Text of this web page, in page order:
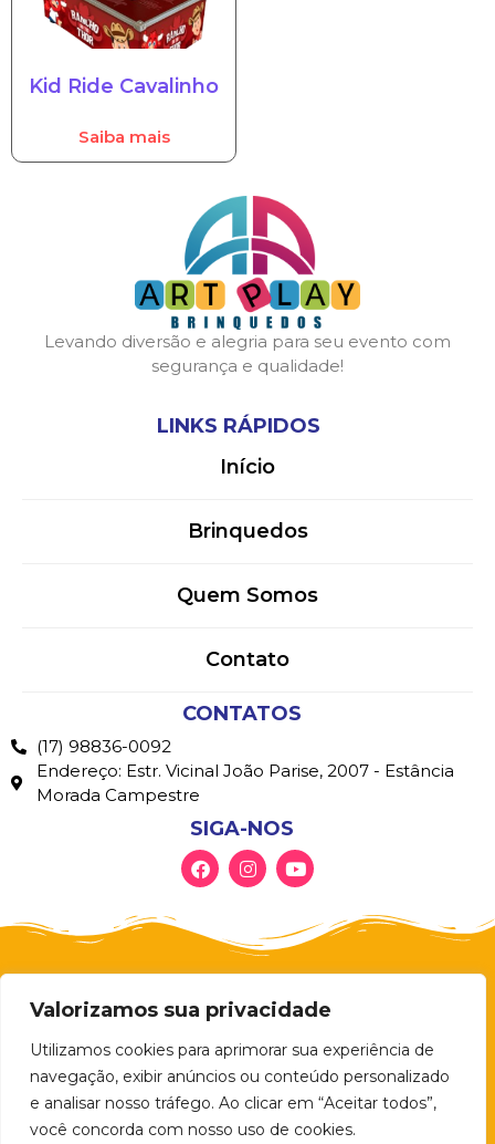
Valorizamos sua privacidade
Utilizamos cookies para aprimorar sua experiência de
navegação, exibir anúncios ou conteúdo personalizado
e analisar nosso tráfego. Ao clicar em “Aceitar todos”,
você concorda com nosso uso de cookies.
Kid Ride Cavalinho
Saiba mais
Levando diversão e alegria para seu evento com
segurança e qualidade!
LINKS RÁPIDOS
Início
Brinquedos
Quem Somos
Contato
CONTATOS
(17) 98836-0092
Endereço: Estr. Vicinal João Parise, 2007 - Estância
Morada Campestre
SIGA-NOS